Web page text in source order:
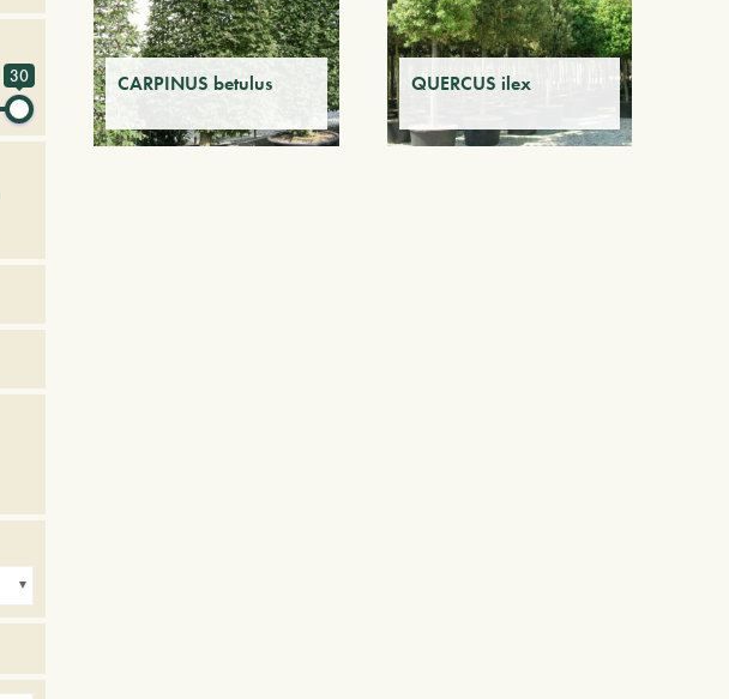
CARPINUS betulus QUERCUS ilex
30